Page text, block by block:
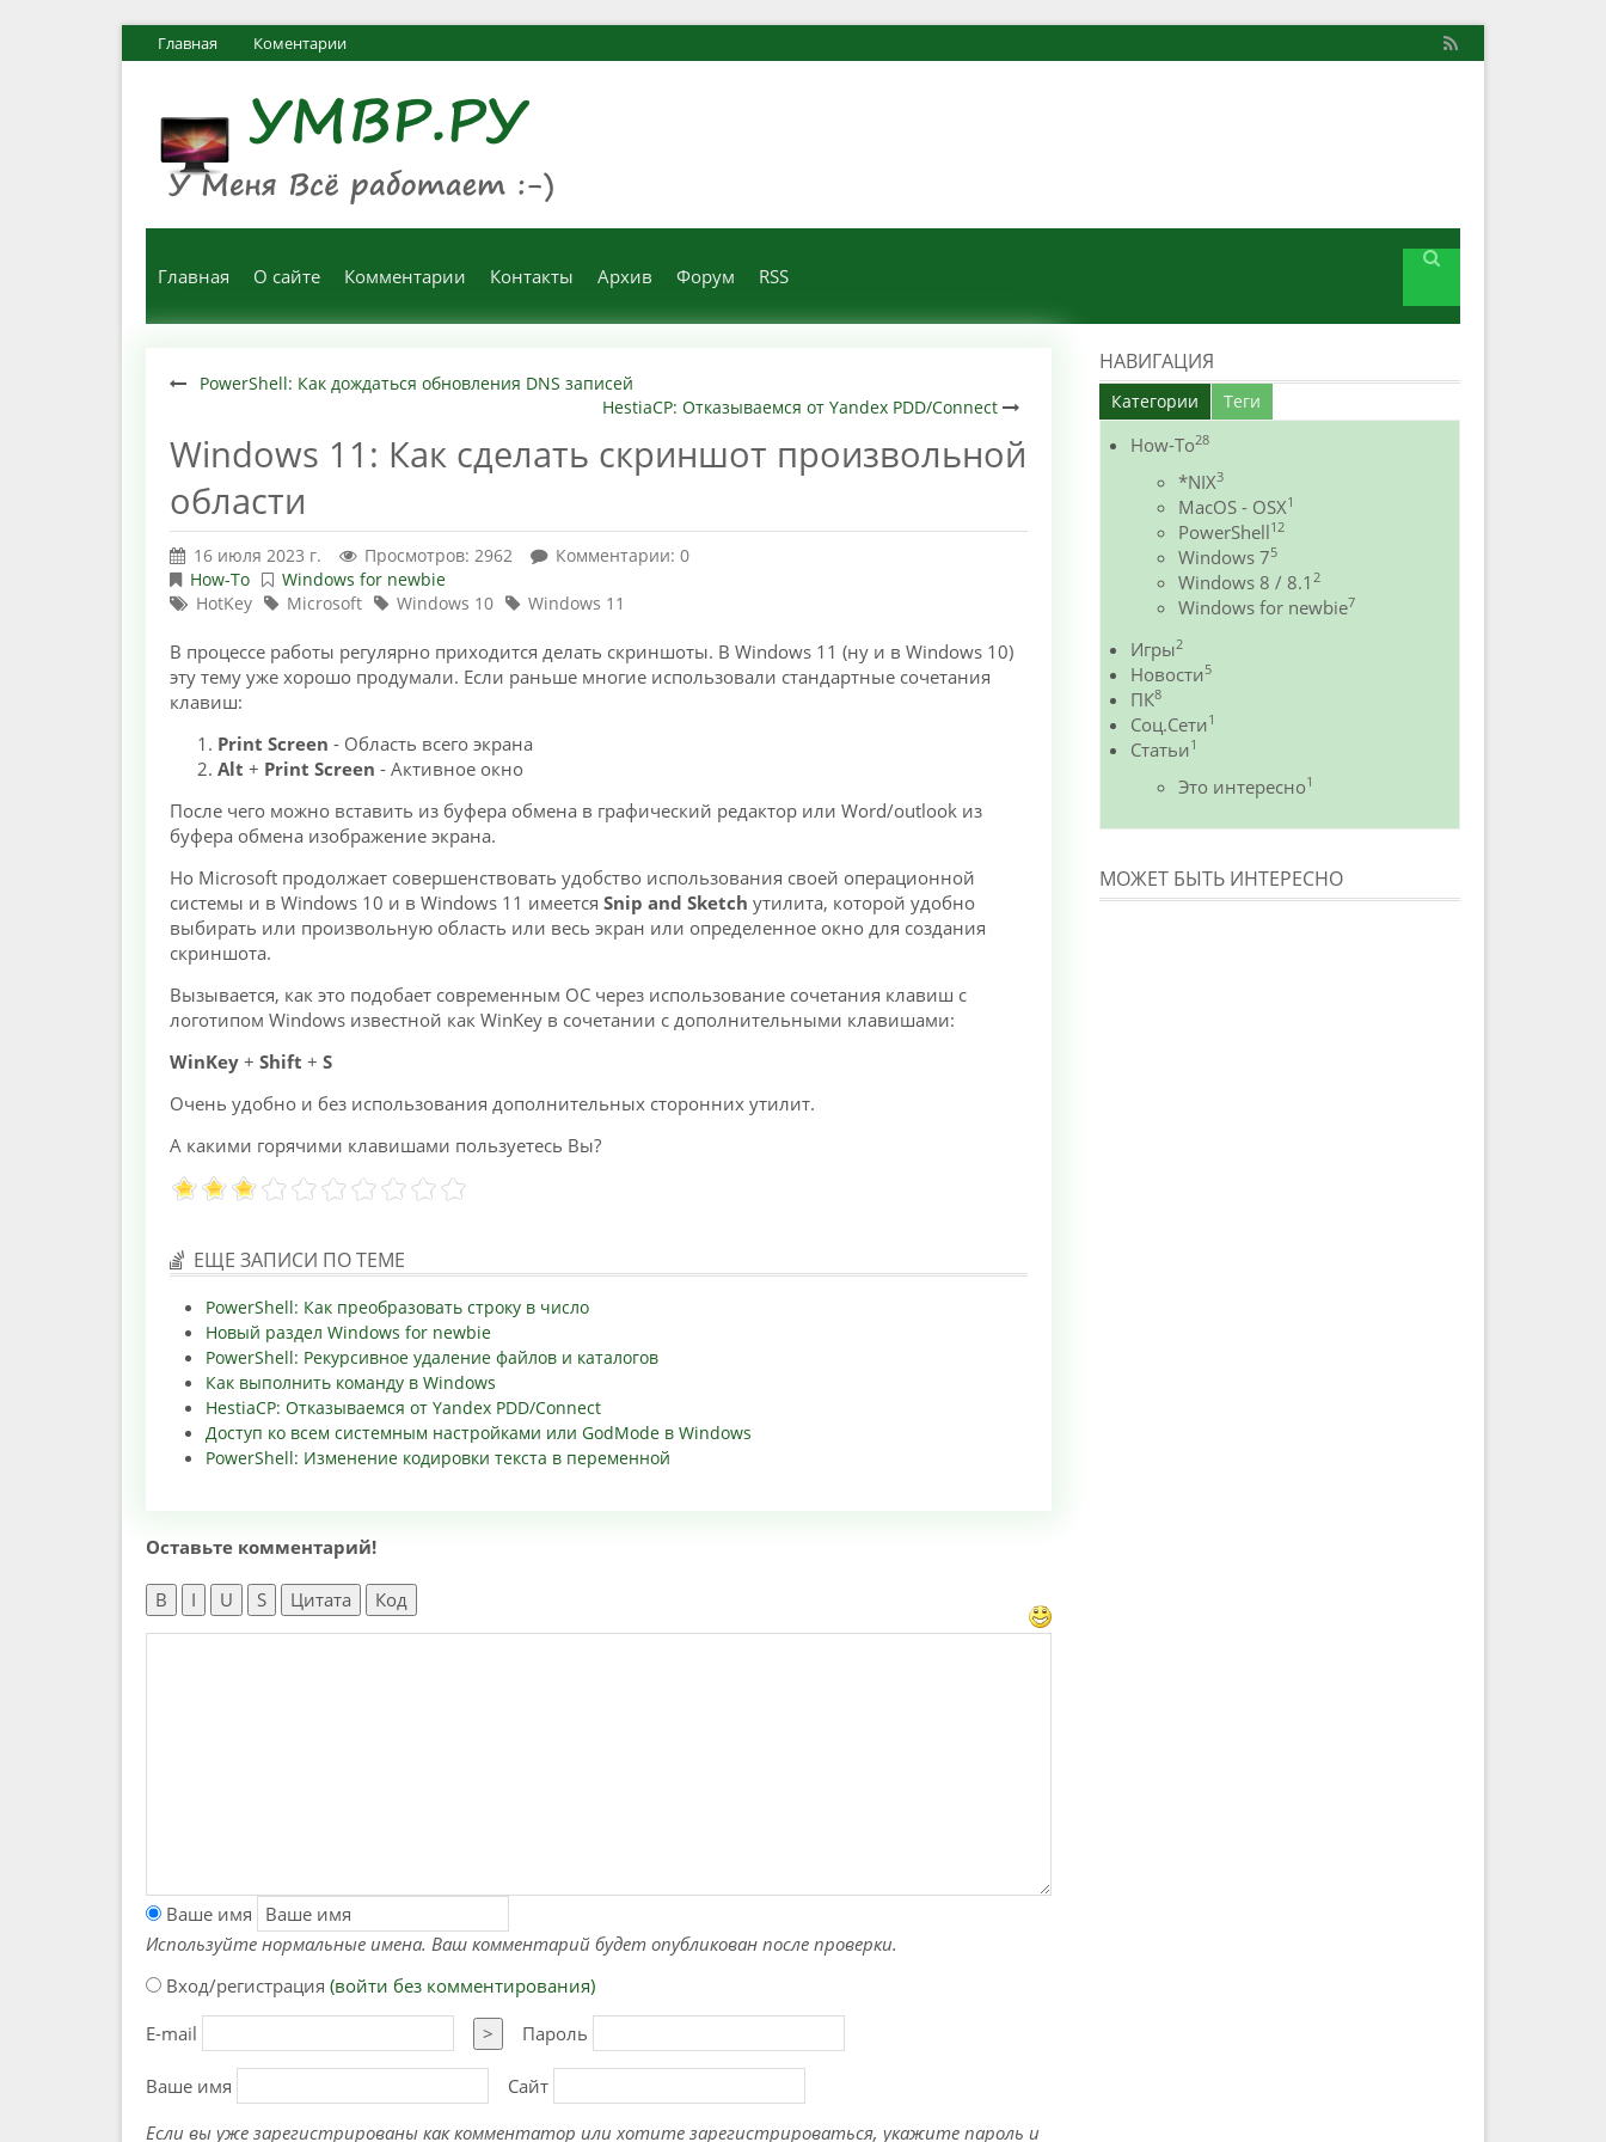
Главная Коментарии
Главная О сайте Комментарии Контакты Архив Форум RSS
PowerShell: Как дождаться обновления DNS записей
HestiaCP: Отказываемся от Yandex PDD/Connect
Windows 11: Как сделать скриншот произвольной
области
16 июля 2023 г. Просмотров: 2962
Комментарии: 0
How-To
Windows for newbie
HotKey
Microsoft Windows 10 Windows 11
В процессе работы регулярно приходится делать скриншоты. В Windows 11 (ну и в Windows 10)
эту тему уже хорошо продумали. Если раньше многие использовали стандартные сочетания
клавиш:
Print Screen - Область всего экрана
Alt + Print Screen - Активное окно
После чего можно вставить из буфера обмена в графический редактор или Word/outlook из
буфера обмена изображение экрана.
Но Microsoft продолжает совершенствовать удобство использования своей операционной
системы и в Windows 10 и в Windows 11 имеется Snip and Sketch утилита, которой удобно
выбирать или произвольную область или весь экран или определенное окно для создания
скриншота.
Вызывается, как это подобает современным ОС через использование сочетания клавиш с
логотипом Windows известной как WinKey в сочетании с дополнительными клавишами:
WinKey + Shift + S
Очень удобно и без использования дополнительных сторонних утилит.
А какими горячими клавишами пользуетесь Вы?
ЕЩЕ ЗАПИСИ ПО ТЕМЕ
PowerShell: Как преобразовать строку в число
Новый раздел Windows for newbie
PowerShell: Рекурсивное удаление файлов и каталогов
Как выполнить команду в Windows
HestiaCP: Отказываемся от Yandex PDD/Connect
Доступ ко всем системным настройками или GodMode в Windows
PowerShell: Изменение кодировки текста в переменной
Оставьте комментарий!
B I U S Цитата Код
Ваше имя
Используйте нормальные имена. Ваш комментарий будет опубликован после проверки.
Вход/регистрация (войти без комментирования)
E-mail
> Пароль
Ваше имя
Сайт
Если вы уже зарегистрированы как комментатор или хотите зарегистрироваться, укажите пароль и
НАВИГАЦИЯ
Категории Теги
How-To28
*NIX3
MacOS - OSX1
PowerShell12
Windows 75
Windows 8 / 8.1 2
Windows for newbie7
Игры2
Новости5
ПК8
Соц.Сети1
Статьи1
Это интересно1
МОЖЕТ БЫТЬ ИНТЕРЕСНО